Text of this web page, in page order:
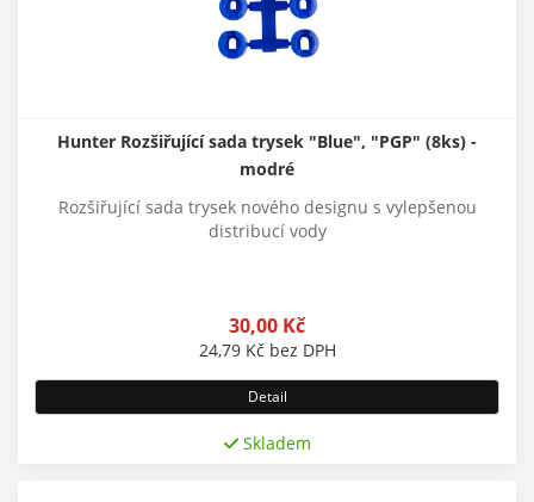
Hunter Rozšiřující sada trysek "Blue", "PGP" (8ks) -
modré
Rozšiřující sada trysek nového designu s vylepšenou
distribucí vody
30,00 Kč
24,79 Kč bez DPH
Detail
Skladem